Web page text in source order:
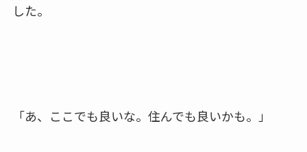
した。
「あ、ここでも良いな。住んでも良いかも。」